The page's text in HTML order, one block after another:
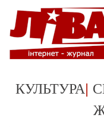
КУЛЬТУРА|